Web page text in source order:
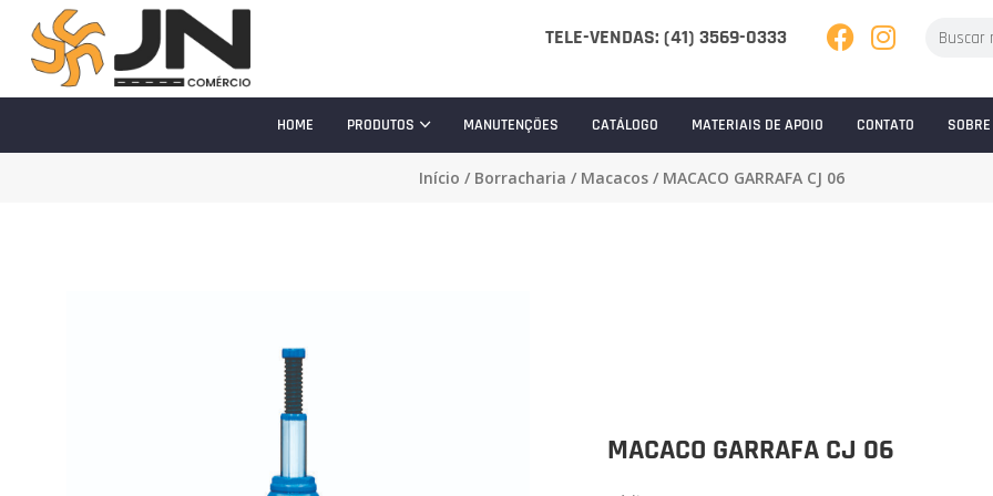
TELE-VENDAS: (41) 3569-0333
HOME PRODUTOS MANUTENÇÕES CATÁLOGO MATERIAIS DE APOIO CONTATO
Início / Borracharia / Macacos / MACACO GARRAFA CJ 06
MACACO GARRAFA CJ 06